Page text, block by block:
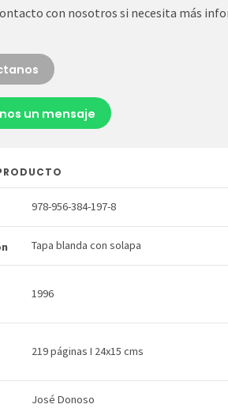
con nosotros si necesita más
un mensaje
978-956-384-197-8
Tapa blanda con solapa
1996
219 páginas I 24x15 cms
José Donoso